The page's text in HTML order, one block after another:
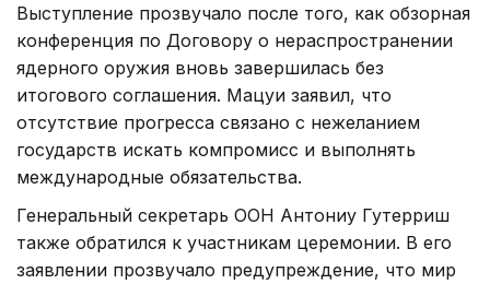
Выступление прозвучало после того, как обзорная
конференция по Договору о нераспространении
ядерного оружия вновь завершилась без
итогового соглашения. Мацуи заявил, что
отсутствие прогресса связано с нежеланием
государств искать компромисс и выполнять
международные обязательства.
Генеральный секретарь ООН Антониу Гутерриш
также обратился к участникам церемонии. В его
заявлении прозвучало предупреждение, что мир